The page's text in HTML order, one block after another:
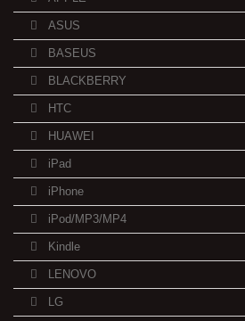
ASUS
BASEUS
BLACKBERRY
HTC
HUAWEI
iPad
iPhone
iPod/MP3/MP4
Kindle
LENOVO
LG